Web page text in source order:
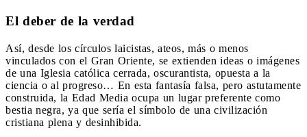
El deber de la verdad
Así, desde los círculos laicistas, ateos, más o menos
vinculados con el Gran Oriente, se extienden ideas o imágenes
de una Iglesia católica cerrada, oscurantista, opuesta a la
ciencia o al progreso… En esta fantasía falsa, pero astutamente
construida, la Edad Media ocupa un lugar preferente como
bestia negra, ya que sería el símbolo de una civilización
cristiana plena y desinhibida.